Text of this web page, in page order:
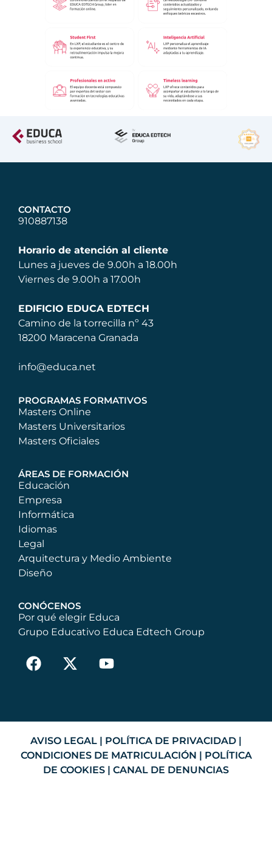
CONTACTO
910887138
Horario de atención al cliente
Lunes a jueves de 9.00h a 18.00h
Viernes de 9.00h a 17.00h
EDIFICIO EDUCA EDTECH
Camino de la torrecilla nº 43
18200 Maracena Granada
info@educa.net
PROGRAMAS FORMATIVOS
Masters Online
Masters Universitarios
Masters Oficiales
ÁREAS DE FORMACIÓN
Educación
Empresa
Informática
Idiomas
Legal
Arquitectura y Medio Ambiente
Diseño
CONÓCENOS
Por qué elegir Educa
Grupo Educativo Educa Edtech Group
AVISO LEGAL | POLÍTICA DE PRIVACIDAD |
CONDICIONES DE MATRICULACIÓN | POLÍTICA
DE COOKIES | CANAL DE DENUNCIAS